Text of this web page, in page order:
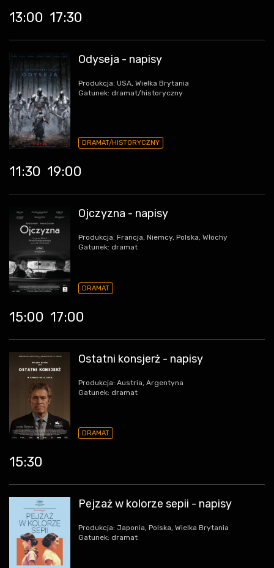
13:00 17:30
Odyseja - napisy
Produkcja: USA, Wielka Brytania
Gatunek: dramat/historyczny
DRAMAT/HISTORYCZNY
11:30 19:00
Ojczyzna - napisy
Produkcja: Francja, Niemcy, Polska, Włochy
Gatunek: dramat
DRAMAT
15:00 17:00
Ostatni konsjerż - napisy
Produkcja: Austria, Argentyna
Gatunek: dramat
DRAMAT
15:30
Pejzaż w kolorze sepii - napisy
Produkcja: Japonia, Polska, Wielka Brytania
Gatunek: dramat